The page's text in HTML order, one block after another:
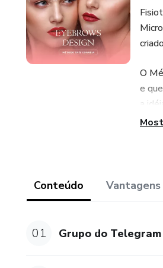
O
e
a
Conteúdo Vantagens
01 Grupo do Telegram